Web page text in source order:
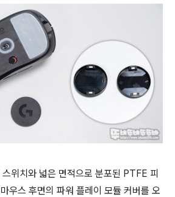
위치와 넓은 면적으로 분포된 PTFE 피
우스 후면의 파워 플레이 모듈 커버를 오